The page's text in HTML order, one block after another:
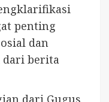
penting
dan
berita
dari Gugus